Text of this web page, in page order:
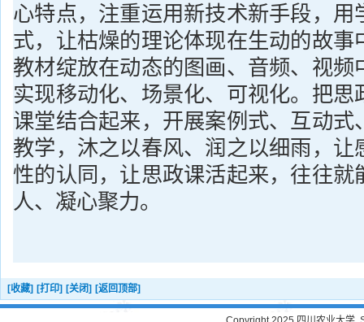
心特点，注重运用新技术新手段，用
式，让枯燥的理论体现在生动的故事
教材绽放在动态的图画、音频、视频
实现移动化、场景化、可视化。把思
课堂结合起来，开展案例式、互动式
教学，沐之以春风、润之以细雨，让
性的认同，让思政课活起来，往往就
人、凝心聚力。
[收藏] [打印] [关闭] [返回顶部]